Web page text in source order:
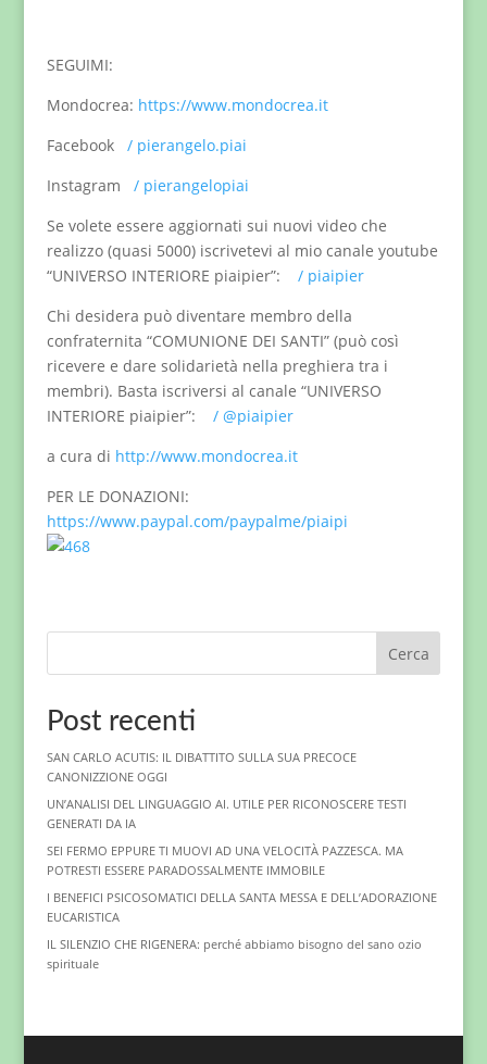
SEGUIMI:
Mondocrea: https://www.mondocrea.it
Facebook
/ pierangelo.piai
Instagram
/ pierangelopiai
Se volete essere aggiornati sui nuovi video che
realizzo (quasi 5000) iscrivetevi al mio canale youtube
“UNIVERSO INTERIORE piaipier”:
/ piaipier
Chi desidera può diventare membro della
confraternita “COMUNIONE DEI SANTI” (può così
ricevere e dare solidarietà nella preghiera tra i
membri). Basta iscriversi al canale “UNIVERSO
INTERIORE piaipier”:
/ @piaipier
a cura di http://www.mondocrea.it
PER LE DONAZIONI:
https://www.paypal.com/paypalme/piaipi
Cerca
Post recenti
SAN CARLO ACUTIS: IL DIBATTITO SULLA SUA PRECOCE
CANONIZZIONE OGGI
UN’ANALISI DEL LINGUAGGIO AI. UTILE PER RICONOSCERE TESTI
GENERATI DA IA
SEI FERMO EPPURE TI MUOVI AD UNA VELOCITÀ PAZZESCA. MA
POTRESTI ESSERE PARADOSSALMENTE IMMOBILE
I BENEFICI PSICOSOMATICI DELLA SANTA MESSA E DELL’ADORAZIONE
EUCARISTICA
IL SILENZIO CHE RIGENERA: perché abbiamo bisogno del sano ozio
spirituale